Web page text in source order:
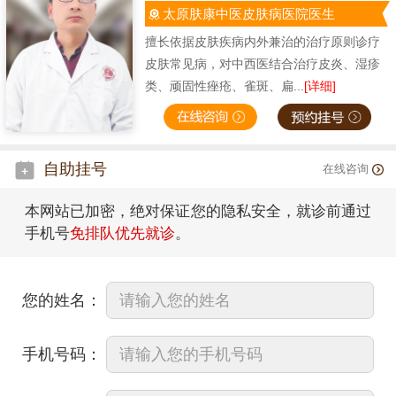
太原肤康中医皮肤病医院医生
擅长依据皮肤疾病内外兼治的治疗原则诊疗
皮肤常见病，对中西医结合治疗皮炎、湿疹
类、顽固性痤疮、雀斑、扁...[详细]
自助挂号 在线咨询
本网站已加密，绝对保证您的隐私安全，就诊前通过
手机号免排队优先就诊。
您的姓名：
手机号码：